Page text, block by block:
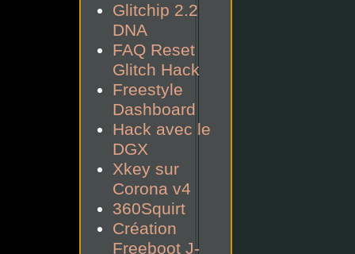
Glitchip 2.2
DNA
FAQ Reset
Glitch Hack
Freestyle
Dashboard
Hack avec le
DGX
Xkey sur
Corona v4
360Squirt
Création
Freeboot J-